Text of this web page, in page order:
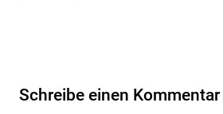
Schreibe einen Kommentar